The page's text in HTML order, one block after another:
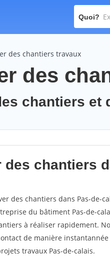
Quoi?
des chantiers travaux
des
chantiers et
des chantiers
des chantiers dans Pas-de-
du bâtiment Pas-de-
à réaliser rapidement.
de manière
travaux Pas-de-calais.